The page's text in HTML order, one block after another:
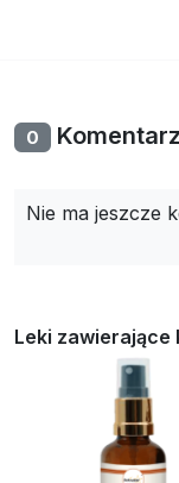
0
Nie ma jeszcze
Leki zawierające